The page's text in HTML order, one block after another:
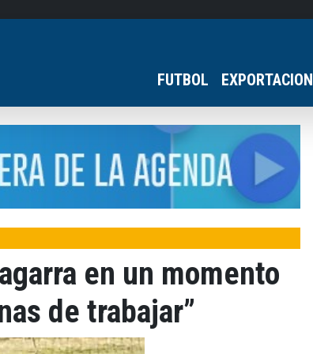
FUTBOL EXPORTACION
en un momento
de trabajar”